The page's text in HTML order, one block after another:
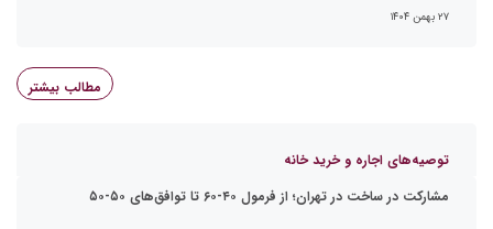
۲۷ بهمن ۱۴۰۴
مطالب بیشتر
توصیه‌های اجاره و خرید خانه
مشارکت در ساخت در تهران؛ از فرمول ۴۰-۶۰ تا توافق‌های ۵۰-۵۰